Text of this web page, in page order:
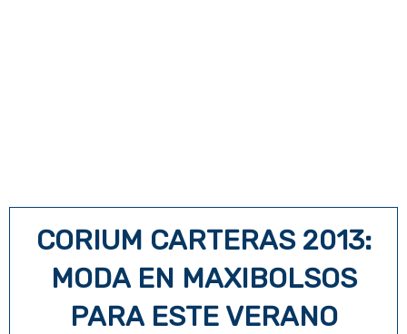
CORIUM CARTERAS 2013:
MODA EN MAXIBOLSOS
PARA ESTE VERANO